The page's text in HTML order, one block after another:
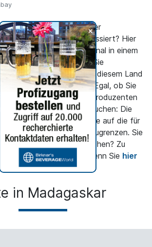
+
Suche nach Firmen aus der
nur an einem Land interessiert? Hier
gezielt nur regional in einem
suchen und nur die für Sie
der Getränkeindustrie in diesem Land
zu bekommen. Egal, ob Sie
einem Fruchtsaftproduzenten
suchen: Die
Ihnen, die Suche auf die für
entsprechend einzugrenzen. Sie
Suche mehr ins Detail gehen? Zu
gelangen Sie, wenn Sie hier
in Madagaskar